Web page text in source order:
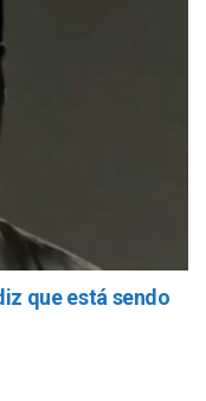
que está sendo